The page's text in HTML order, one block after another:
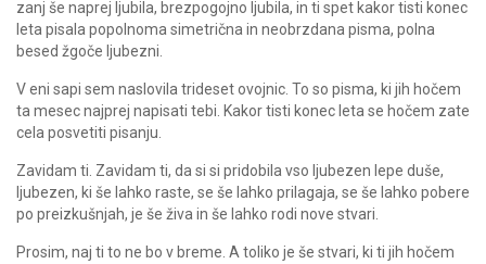
zanj še naprej ljubila, brezpogojno ljubila, in ti spet kakor tisti konec
leta pisala popolnoma simetrična in neobrzdana pisma, polna
besed žgoče ljubezni.
V eni sapi sem naslovila trideset ovojnic. To so pisma, ki jih hočem
ta mesec najprej napisati tebi. Kakor tisti konec leta se hočem zate
cela posvetiti pisanju.
Zavidam ti. Zavidam ti, da si si pridobila vso ljubezen lepe duše,
ljubezen, ki še lahko raste, se še lahko prilagaja, se še lahko pobere
po preizkušnjah, je še živa in še lahko rodi nove stvari.
Prosim, naj ti to ne bo v breme. A toliko je še stvari, ki ti jih hočem